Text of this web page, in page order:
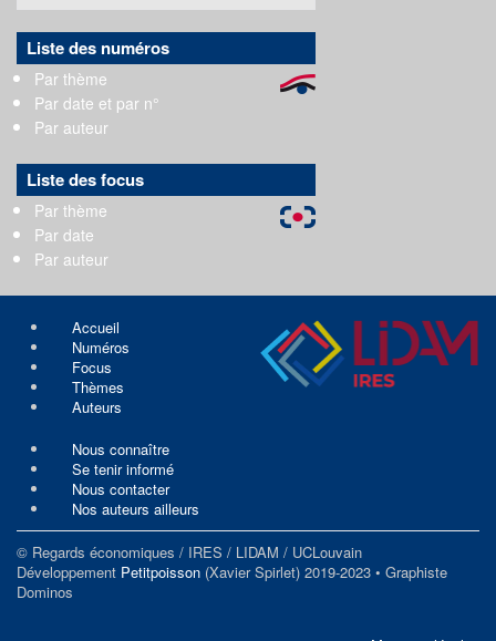
Liste des numéros
Par thème
Par date et par n°
Par auteur
Liste des focus
Par thème
Par date
Par auteur
Accueil
Numéros
Focus
Thèmes
Auteurs
Nous connaître
Se tenir informé
Nous contacter
Nos auteurs ailleurs
© Regards économiques / IRES / LIDAM / UCLouvain
Développement Petitpoisson (Xavier Spirlet) 2019-2023 • Graphiste
Dominos